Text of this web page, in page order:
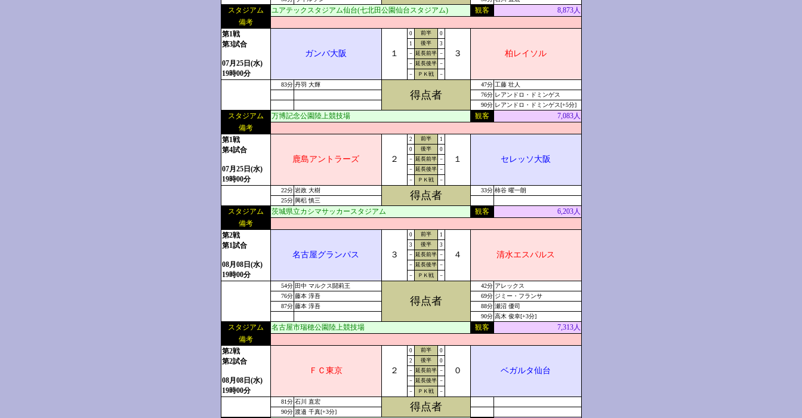
スタジアム ユアテックスタジアム仙台(七北田公園仙台スタジアム) 観客
8,873人
備考
第1戦
第3試合
07月25日(水)
19時00分
ガンバ大阪 １
0 前半 0
３ 柏レイソル
1 後半
3
－ 延長前半 －
－ 延長後半 －
－
ＰＫ戦 －
83分 丹羽 大輝
得点者
47分 工藤 壮人
76分 レアンドロ・ドミンゲス
90分 レアンドロ・ドミンゲス[+5分]
スタジアム 万博記念公園陸上競技場 観客
7,083人
備考
第1戦
第4試合
07月25日(水)
19時00分
鹿島アントラーズ ２
2 前半 1
１ セレッソ大阪
0 後半
0
－ 延長前半 －
－ 延長後半 －
－
ＰＫ戦 －
22分 岩政 大樹 得点者 33分 柿谷 曜一朗
25分 興梠 慎三
スタジアム 茨城県立カシマサッカースタジアム 観客
6,203人
備考
第2戦
第1試合
08月08日(水)
19時00分
名古屋グランパス ３
0 前半 1
４ 清水エスパルス
3 後半
3
－ 延長前半 －
－ 延長後半 －
－
ＰＫ戦 －
54分 田中 マルクス闘莉王
得点者
42分 アレックス
76分 藤本 淳吾 69分 ジミー・フランサ
87分 藤本 淳吾 88分 瀬沼 優司
90分 高木 俊幸[+3分]
スタジアム 名古屋市瑞穂公園陸上競技場 観客
7,313人
備考
第2戦
第2試合
08月08日(水)
19時00分
ＦＣ東京 ２
0 前半 0
０ ベガルタ仙台
2 後半
0
－ 延長前半 －
－ 延長後半 －
－
ＰＫ戦 －
81分 石川 直宏 得点者
90分 渡邉 千真[+3分]